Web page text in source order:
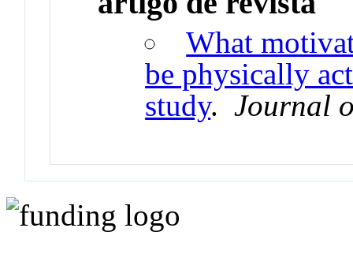
What
be physically
study.Journal